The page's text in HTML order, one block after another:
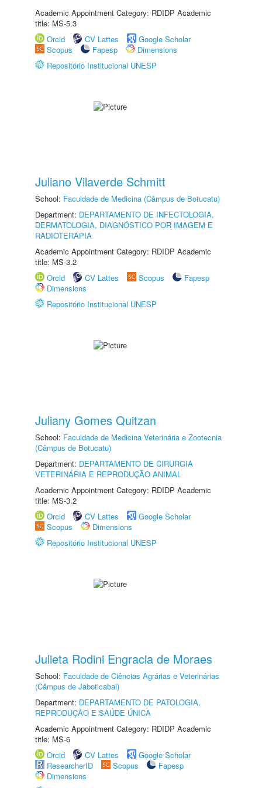
Academic Appointment Category: RDIDP Academic
title: MS-5.3
Orcid
CV Lattes
Google Scholar
Scopus
Fapesp
Dimensions
Repositório Institucional UNESP
Juliano Vilaverde Schmitt
School: Faculdade de Medicina (Câmpus de Botucatu)
Department: DEPARTAMENTO DE INFECTOLOGIA,
DERMATOLOGIA, DIAGNÓSTICO POR IMAGEM E
RADIOTERAPIA
Academic Appointment Category: RDIDP Academic
title: MS-3.2
Orcid
CV Lattes Scopus
Fapesp
Dimensions
Repositório Institucional UNESP
Juliany Gomes Quitzan
School: Faculdade de Medicina Veterinária e Zootecnia
(Câmpus de Botucatu)
Department: DEPARTAMENTO DE CIRURGIA
VETERINÁRIA E REPRODUÇÃO ANIMAL
Academic Appointment Category: RDIDP Academic
title: MS-3.2
Orcid
CV Lattes
Google Scholar
Scopus
Dimensions
Repositório Institucional UNESP
Julieta Rodini Engracia de Moraes
School: Faculdade de Ciências Agrárias e Veterinárias
(Câmpus de Jaboticabal)
Department: DEPARTAMENTO DE PATOLOGIA,
REPRODUÇÃO E SAÚDE ÚNICA
Academic Appointment Category: RDIDP Academic
title: MS-6
Orcid
CV Lattes
Google Scholar
ResearcherID
Scopus
Fapesp
Dimensions